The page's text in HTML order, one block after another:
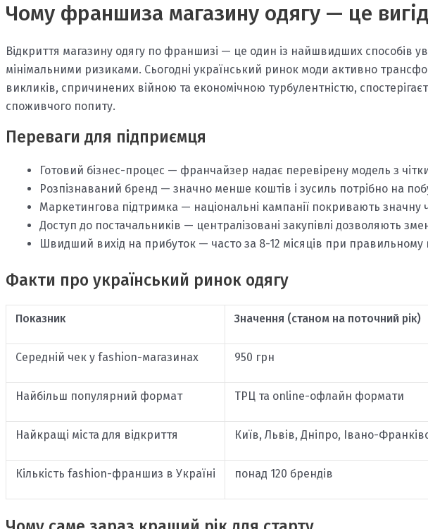
Чому франшиза магазину одягу — це
Відкриття магазину одягу по франшизі — це один із найшвидших способів
мінімальними ризиками. Сьогодні український ринок моди активно
викликів, спричинених війною та економічною турбулентністю,
споживчого попиту.
Переваги для підприємця
Готовий бізнес-процес — франчайзер надає перевірену модель з
Розпізнаваний бренд — значно менше коштів і зусиль потрібно на
Маркетингова підтримка — національні кампанії покривають значну
Доступ до постачальників — централізовані закупівлі дозволяють
Швидший вихід на прибуток — часто за 8-12 місяців при правильному
Факти про український ринок одягу
Показник Значення (станом на поточний рік)
Середній чек у fashion-магазинах 950 грн
Найбільш популярний формат ТРЦ та online-офлайн формати
Найкращі міста для відкриття Київ, Львів, Дніпро, Івано-
Кількість fashion-франшиз в Україні понад 120 брендів